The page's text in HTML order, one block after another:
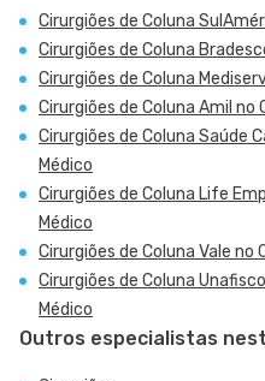
Cirurgiões de Coluna
Cirurgiões de Coluna
Cirurgiões de Coluna
Cirurgiões de Coluna Amil no
Cirurgiões de Coluna Saúde
Médico
Cirurgiões de Coluna Life
Médico
Cirurgiões de Coluna Vale no
Cirurgiões de Coluna
Médico
Outros especialistas